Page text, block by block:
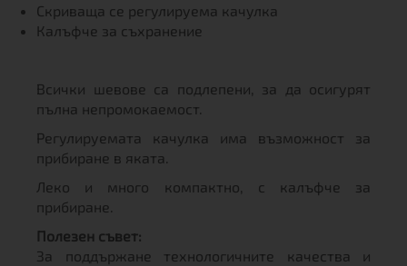
Скриваща се регулируема качулка
Калъфче за съхранение
Всички шевове са подлепени, за да осигурят
пълна непромокаемост.
Регулируемата качулка има възможност за
прибиране в яката.
Леко и много компактно, с калъфче за
прибиране.
Полезен съвет:
За поддържане технологичните качества и